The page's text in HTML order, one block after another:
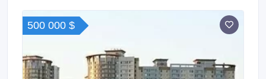
500 000 $